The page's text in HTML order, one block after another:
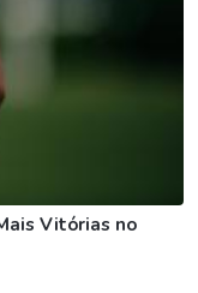
Vitórias no